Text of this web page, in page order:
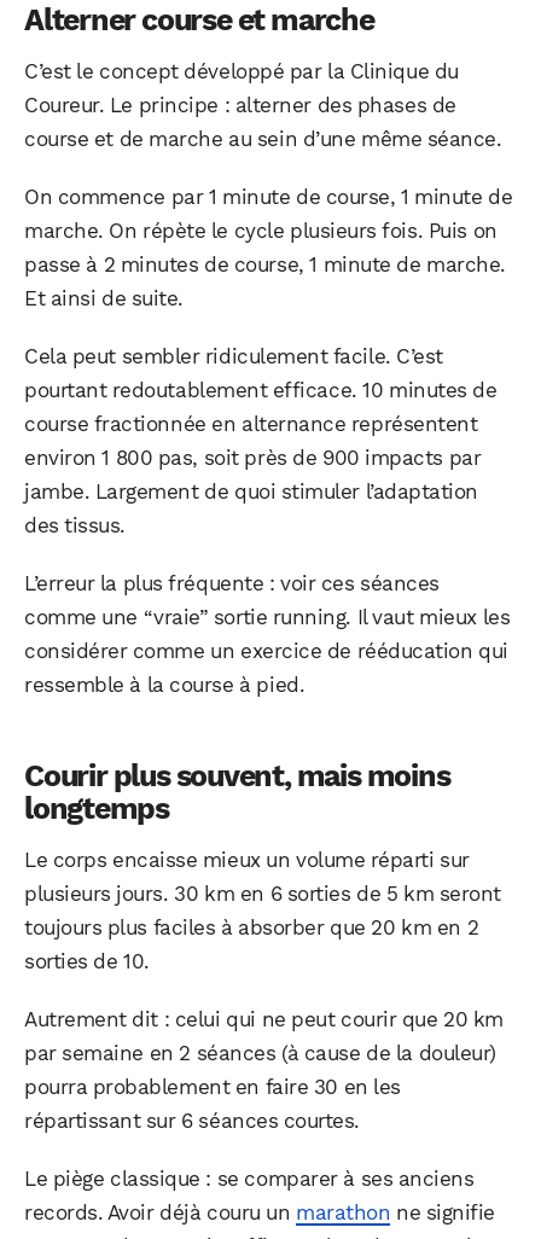
Alterner course et marche
C’est le concept développé par la Clinique du
Coureur. Le principe : alterner des phases de
course et de marche au sein d’une même séance.
On commence par 1 minute de course, 1 minute de
marche. On répète le cycle plusieurs fois. Puis on
passe à 2 minutes de course, 1 minute de marche.
Et ainsi de suite.
Cela peut sembler ridiculement facile. C’est
pourtant redoutablement efficace. 10 minutes de
course fractionnée en alternance représentent
environ 1 800 pas, soit près de 900 impacts par
jambe. Largement de quoi stimuler l’adaptation
des tissus.
L’erreur la plus fréquente : voir ces séances
comme une “vraie” sortie running. Il vaut mieux les
considérer comme un exercice de rééducation qui
ressemble à la course à pied.
Courir plus souvent, mais moins
longtemps
Le corps encaisse mieux un volume réparti sur
plusieurs jours. 30 km en 6 sorties de 5 km seront
toujours plus faciles à absorber que 20 km en 2
sorties de 10.
Autrement dit : celui qui ne peut courir que 20 km
par semaine en 2 séances (à cause de la douleur)
pourra probablement en faire 30 en les
répartissant sur 6 séances courtes.
Le piège classique : se comparer à ses anciens
records. Avoir déjà couru un marathon ne signifie
Email